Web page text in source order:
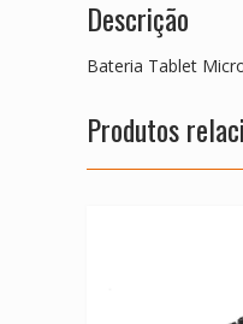
Descrição
Bateria Tablet
Produtos